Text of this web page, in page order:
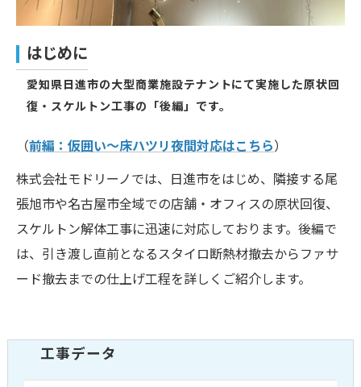
はじめに
愛知県日進市の大型商業施設テナントにて実施した原状回
復・スケルトン工事の「後編」です。
（前編：仮囲い〜床ハツリ夜間対応はこちら）
株式会社モドリーノでは、日進市をはじめ、隣接する尾
張旭市や名古屋市全域での店舗・オフィスの原状回復、
スケルトン解体工事に迅速に対応しております。後編で
は、引き渡し直前となるスタイロ断熱材撤去からファサ
ード撤去までの仕上げ工程を詳しくご紹介します。
工事データ